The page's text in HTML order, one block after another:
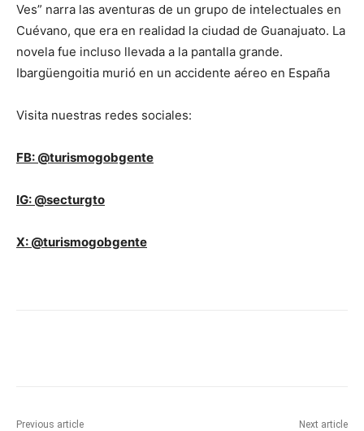
Ves” narra las aventuras de un grupo de intelectuales en
Cuévano, que era en realidad la ciudad de Guanajuato. La
novela fue incluso llevada a la pantalla grande.
Ibargüengoitia murió en un accidente aéreo en España
Visita nuestras redes sociales:
FB: @turismogobgente
IG: @secturgto
X: @turismogobgente
Previous article Next article